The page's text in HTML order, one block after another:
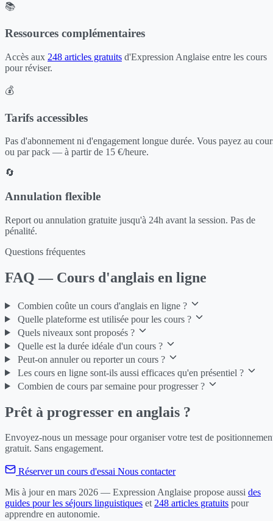
📚
Ressources complémentaires
Accès aux 248 articles gratuits d'Expression Anglaise entre les cours
pour réviser.
💰
Tarifs accessibles
Pas d'abonnement ni d'engagement longue durée. Vous payez au
ou par pack — à partir de 15 €/heure.
🔄
Annulation flexible
Report ou annulation gratuite jusqu'à 24h avant la session. Pas de
pénalité.
Questions fréquentes
FAQ — Cours d'anglais en ligne
Combien coûte un cours d'anglais en ligne ?
Quelle plateforme est utilisée pour les cours ?
Quels niveaux sont proposés ?
Quelle est la durée idéale d'un cours ?
Peut-on annuler ou reporter un cours ?
Les cours en ligne sont-ils aussi efficaces qu'en présentiel ?
Combien de cours par semaine pour progresser ?
Prêt à progresser en anglais ?
Envoyez-nous un message pour organiser votre test de
gratuit. Sans engagement.
Réserver un cours d'essai Nous contacter
Mis à jour en mars 2026 — Expression Anglaise propose aussi des
guides pour les séjours linguistiques et248 articles gratuits pour
apprendre en autonomie.